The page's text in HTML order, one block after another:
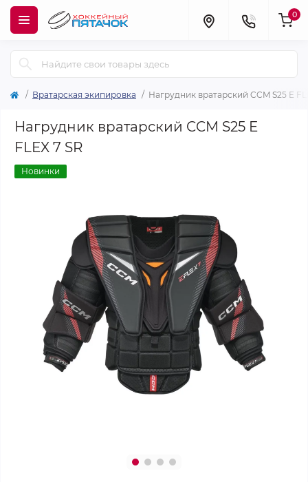
0
Вратарская экипировка Нагрудник вратарский CCM S25 E
Нагрудник вратарский CCM S25 E
FLEX 7 SR
Новинки